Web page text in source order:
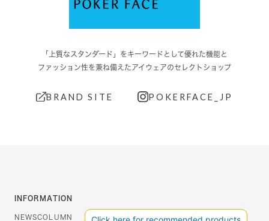
「上質なスタンダード」をキーワードとして優れた機能と
ファッション性を兼ね備えたアイウェアのセレクトショップ
BRAND SITE POKERFACE_JP
INFORMATION
NEWSCOLUMN